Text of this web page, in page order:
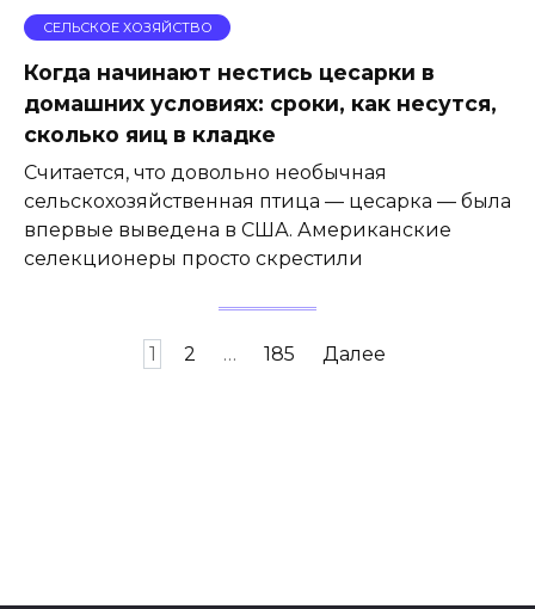
СЕЛЬСКОЕ ХОЗЯЙСТВО
Когда начинают нестись цесарки в
домашних условиях: сроки, как несутся,
сколько яиц в кладке
Считается, что довольно необычная
сельскохозяйственная птица — цесарка — была
впервые выведена в США. Американские
селекционеры просто скрестили
1 2 … 185 Далее